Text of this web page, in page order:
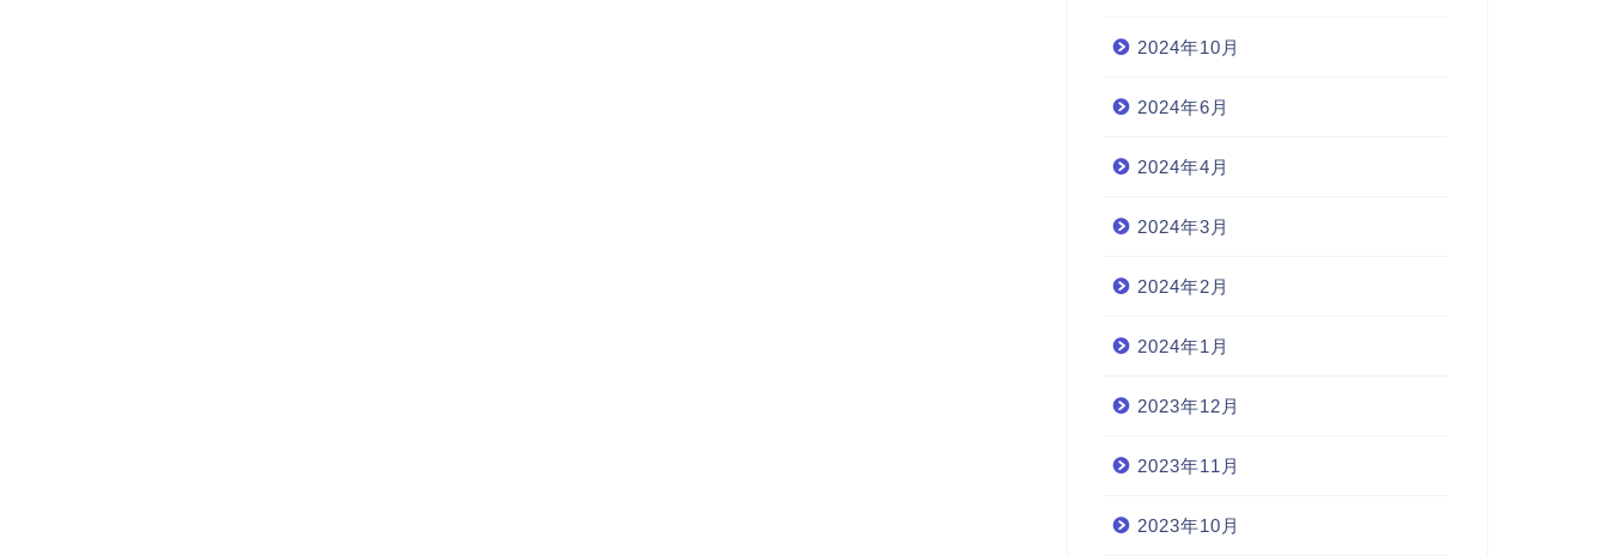
2024年10月
2024年6月
2024年4月
2024年3月
2024年2月
2024年1月
2023年12月
2023年11月
2023年10月